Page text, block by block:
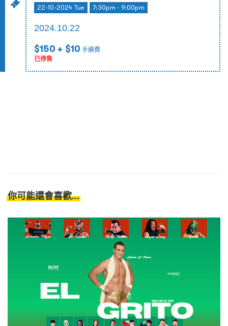
22-10-2024 Tue 7:30pm - 9:00pm
2024.10.22
$150 + $10 手續費
已停售
你可能還會喜歡...